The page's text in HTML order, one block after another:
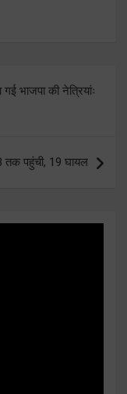
भाजपा की नेत्रियांः
तक पहुंची, 19 घायल